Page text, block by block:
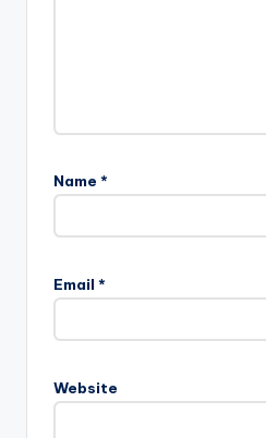
Name *
Email *
Website